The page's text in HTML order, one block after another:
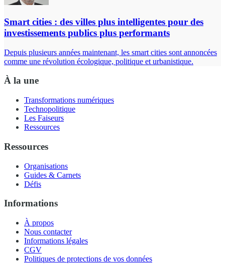
Smart cities : des villes plus intelligentes pour des
investissements publics plus performants
Depuis plusieurs années maintenant, les smart cities sont annoncées
comme une révolution écologique, politique et urbanistique.
À la une
Transformations numériques
Technopolitique
Les Faiseurs
Ressources
Ressources
Organisations
Guides & Carnets
Défis
Informations
À propos
Nous contacter
Informations légales
CGV
Politiques de protections de vos données